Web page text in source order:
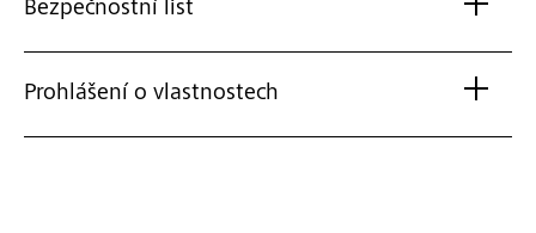
Bezpečnostní list
Prohlášení o vlastnostech